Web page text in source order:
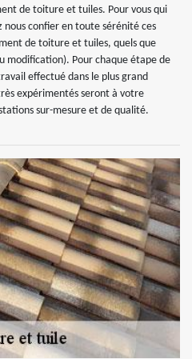
de toiture et tuiles. Pour vous qui
nous confier en toute sérénité ces
de toiture et tuiles, quels que
modification). Pour chaque étape de
effectué dans le plus grand
expérimentés seront à votre
sur-mesure et de qualité.